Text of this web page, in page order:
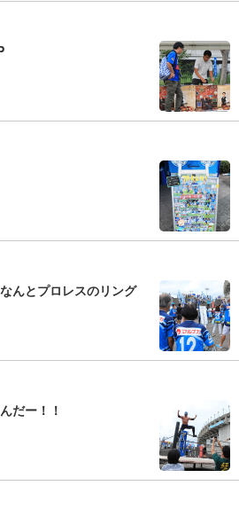
んとプロレスのリング
だー！！